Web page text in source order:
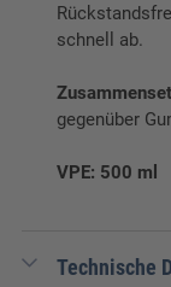
schnell ab.
gegenüber
VPE: 500 ml
Technische